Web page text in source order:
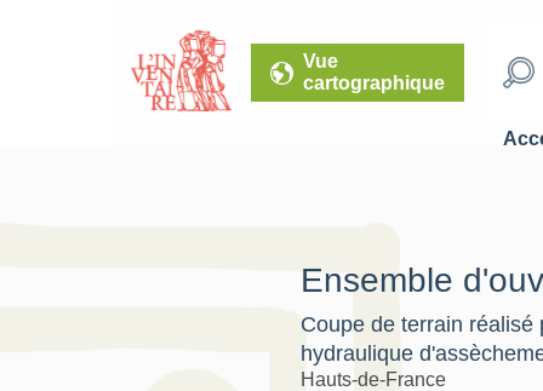
Vue
cartographique
Ensemble
Coupe de terrain
hydraulique
Hauts-de-France